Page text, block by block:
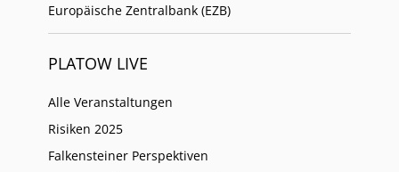
Europäische Zentralbank (EZB)
PLATOW LIVE
Alle Veranstaltungen
Risiken 2025
Falkensteiner Perspektiven